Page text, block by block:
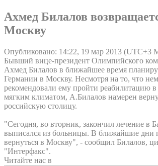
Ахмед Билалов
Москву
Опубликовано: 14:22, 19 мар 2013 (UTC+3
Бывший вице-президент Олимпийского
Ахмед Билалов в ближайшее время
Германии в Москву. Несмотря на то, что
рекомендовали ему пройти реабилитацию в
мягким климатом, А.Билалов намерен
российскую столицу.
"Сегодня, во вторник, закончил лечение в
выписался из больницы. В ближайшие дни
вернуться в Москву", - сообщил Билалов,
"Интерфакс".
Читайте нас в